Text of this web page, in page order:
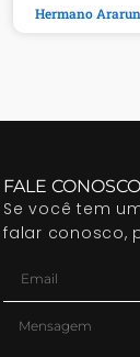
Hermano
FALE CONOSCO
Se você tem
falar conosco,